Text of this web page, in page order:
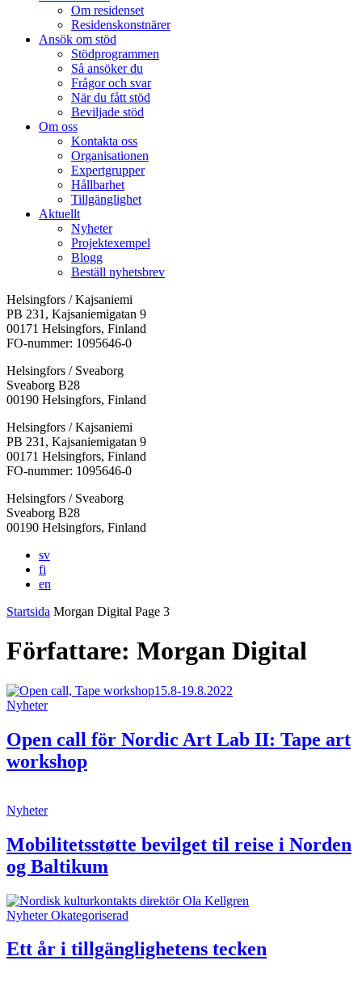
Om residenset
Residenskonstnärer
Ansök om stöd
Stödprogrammen
Så ansöker du
Frågor och svar
När du fått stöd
Beviljade stöd
Om oss
Kontakta oss
Organisationen
Expertgrupper
Hållbarhet
Tillgänglighet
Aktuellt
Nyheter
Projektexempel
Blogg
Beställ nyhetsbrev
Helsingfors / Kajsaniemi
PB 231, Kajsaniemigatan 9
00171 Helsingfors, Finland
FO-nummer: 1095646-0
Helsingfors / Sveaborg
Sveaborg B28
00190 Helsingfors, Finland
Facebook:
Öppnas
i
en
flik
Instagram:
Öppnas
i
en
flik
TikTok:
Öppnas
i
en
flik
Youtube:
Öppnas
i
en
flik
Vimeo:
Öppnas
i
en
flik
Helsingfors / Kajsaniemi
PB 231, Kajsaniemigatan 9
00171 Helsingfors, Finland
FO-nummer: 1095646-0
Helsingfors / Sveaborg
Sveaborg B28
00190 Helsingfors, Finland
sv
fi
en
Startsida Morgan Digital Page 3
Författare: Morgan Digital
Nyheter
Open call för Nordic Art Lab II: Tape art
workshop
Nyheter
Mobilitetsstøtte bevilget til reise i Norden
og Baltikum
NyheterOkategoriserad
Ett år i tillgänglighetens tecken